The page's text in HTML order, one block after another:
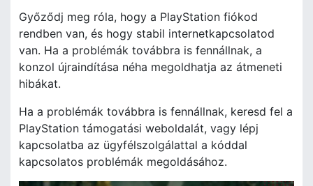
Győződj meg róla, hogy a PlayStation fiókod
rendben van, és hogy stabil internetkapcsolatod
van. Ha a problémák továbbra is fennállnak, a
konzol újraindítása néha megoldhatja az átmeneti
hibákat.
Ha a problémák továbbra is fennállnak, keresd fel a
PlayStation támogatási weboldalát, vagy lépj
kapcsolatba az ügyfélszolgálattal a kóddal
kapcsolatos problémák megoldásához.